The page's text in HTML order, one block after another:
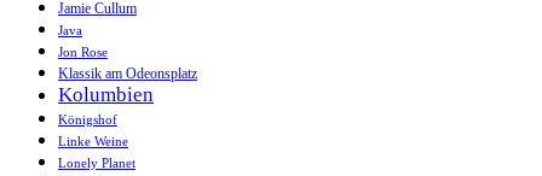
Jamie Cullum
Java
Jon Rose
Klassik am Odeonsplatz
Kolumbien
Königshof
Linke Weine
Lonely Planet